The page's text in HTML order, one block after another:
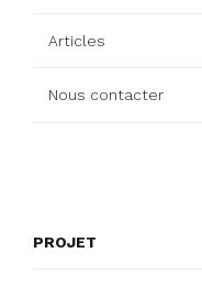
Articles
Nous contacter
PROJET